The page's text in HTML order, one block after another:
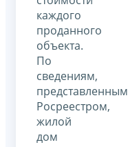
каждого
проданного
объекта.
По
сведениям,
представленным
Росреестром,
жилой
дом